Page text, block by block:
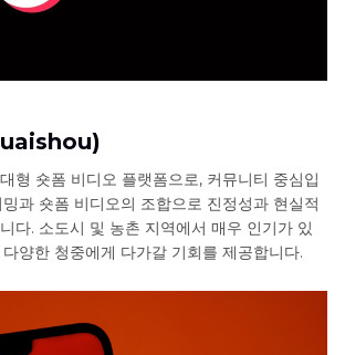
형 숏폼 비디오 플랫폼으로, 커뮤니티 중심입
과 숏폼 비디오의 조합으로 진정성과 현실적
다. 소도시 및 농촌 지역에서 매우 인기가 있
양한 청중에게 다가갈 기회를 제공합니다.